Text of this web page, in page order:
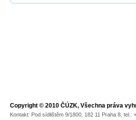
Copyright © 2010 ČÚZK, Všechna práva
Kontakt: Pod sídlištěm 9/1800, 182 11 Praha 8, tel.: